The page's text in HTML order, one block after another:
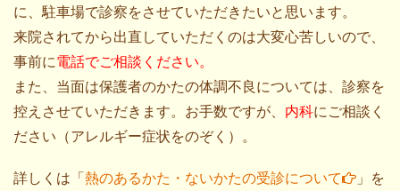
に、駐車場で診察をさせていただきたいと思います。
来院されてから出直していただくのは大変心苦しいので、
事前に電話でご相談ください。
また、当面は保護者のかたの体調不良については、診察を
控えさせていただきます。お手数ですが、 内科にご相談く
ださい（アレルギー症状をのぞく）。
詳しくは「熱のあるかた・ないかたの受診について
」を